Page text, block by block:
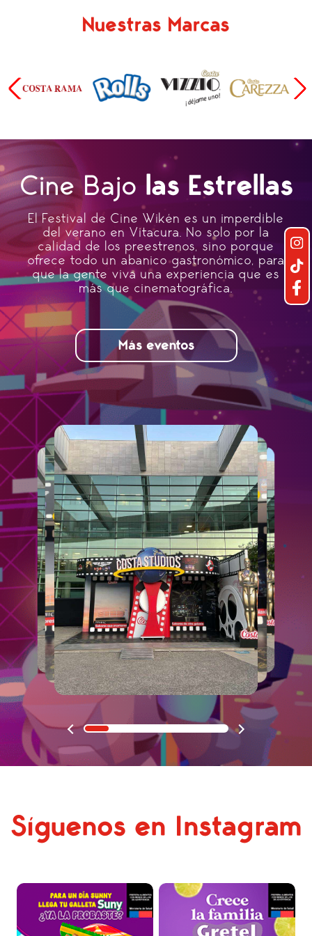
Nuestras Marcas
Cine Bajo las Estrellas
El Festival de Cine Wikén es un imperdible
del verano en Vitacura. No solo por la
calidad de los preestrenos, sino porque
ofrece todo un abanico gastronómico, para
que la gente viva una experiencia que es
más que cinematográfica.
Más eventos
Síguenos en Instagram